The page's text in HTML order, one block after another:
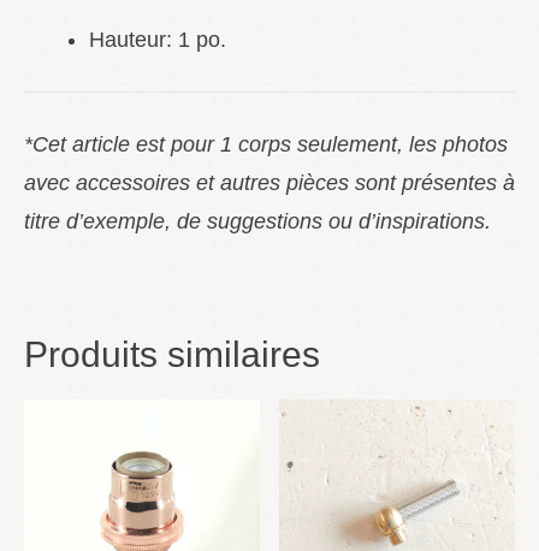
Hauteur: 1 po.
*Cet article est pour 1 corps seulement, les photos
avec accessoires et autres pièces sont présentes à
titre d’exemple, de suggestions ou d’inspirations.
Produits similaires